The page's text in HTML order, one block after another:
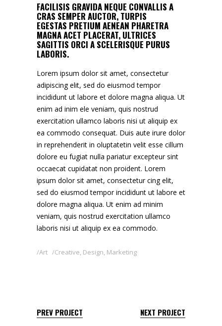
FACILISIS GRAVIDA NEQUE CONVALLIS A
CRAS SEMPER AUCTOR, TURPIS
EGESTAS PRETIUM AENEAN PHARETRA
MAGNA ACET PLACERAT, ULTRICES
SAGITTIS ORCI A SCELERISQUE PURUS
LABORIS.
Lorem ipsum dolor sit amet, consectetur
adipiscing elit, sed do eiusmod tempor
incididunt ut labore et dolore magna aliqua. Ut
enim ad inim ele veniam, quis nostrud
exercitation ullamco laboris nisi ut aliquip ex
ea commodo consequat. Duis aute irure dolor
in reprehenderit in oluptatetin velit esse cillum
dolore eu fugiat nulla pariatur excepteur sint
occaecat cupidatat non proident. Lorem
ipsum dolor sit amet, consectetur cing elit,
sed do eiusmod tempor incididunt ut labore et
dolore magna aliqua. Ut enim ad minim
veniam, quis nostrud exercitation ullamco
laboris nisi ut aliquip ex ea commodo.
Art Creative, Design, Marketing
PREV PROJECT NEXT PROJECT